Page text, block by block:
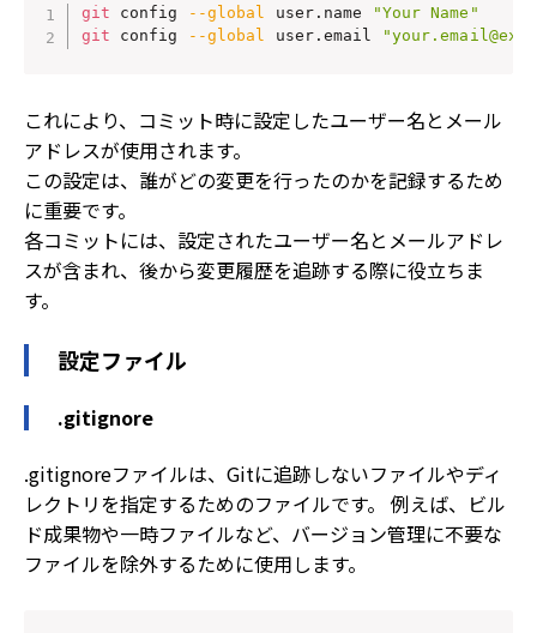
git config --global user.name
"Your Name"
git config --global user.email
これにより、コミット時に設定したユーザー名とメール
アドレスが使用されます。
この設定は、誰がどの変更を行ったのかを記録するため
に重要です。
各コミットには、設定されたユーザー名とメールアドレ
スが含まれ、後から変更履歴を追跡する際に役立ちま
す。
設定ファイル
.gitignore
.gitignoreファイルは、Gitに追跡しないファイルやディ
レクトリを指定するためのファイルです。 例えば、ビル
ド成果物や一時ファイルなど、バージョン管理に不要な
ファイルを除外するために使用します。